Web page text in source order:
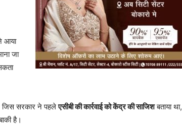
आया
जा
जिस सरकार ने पहलेएसीबी की कार्रवाई को केंद्र की साजिशबताया था,
है।